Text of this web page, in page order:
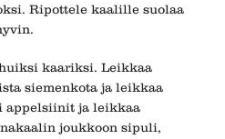
Ripottele kaalille suolaa
kaariksi. Leikkaa
siemenkota ja leikkaa
appelsiinit ja leikkaa
joukkoon sipuli,